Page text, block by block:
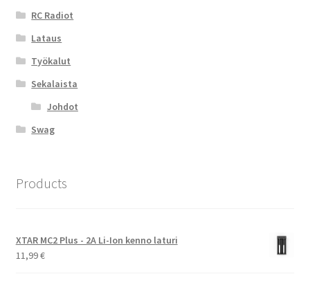
RC Radiot
Lataus
Työkalut
Sekalaista
Johdot
Swag
Products
XTAR MC2 Plus - 2A Li-Ion kenno laturi
11,99€